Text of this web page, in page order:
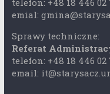
telefon: +48 18 446 02
emial:
Sprawy techniczne:
Referat
telefon: +48 18 446 02
email: